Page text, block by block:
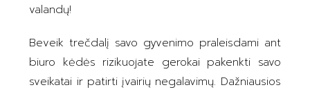
valandų!
Beveik trečdalį savo gyvenimo praleisdami ant
biuro kėdės rizikuojate gerokai pakenkti savo
sveikatai ir patirti įvairių negalavimų. Dažniausios